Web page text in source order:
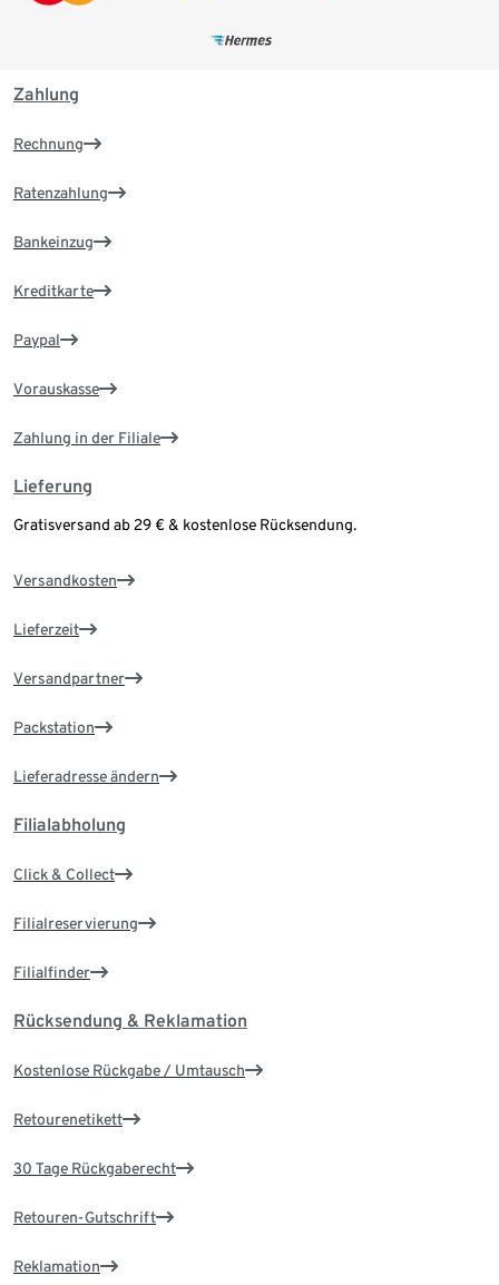
Zahlung
Rechnung
Ratenzahlung
Bankeinzug
Kreditkarte
Paypal
Vorauskasse
Zahlung in der Filiale
Lieferung
Gratisversand ab 29 € & kostenlose Rücksendung.
Versandkosten
Lieferzeit
Versandpartner
Packstation
Lieferadresse ändern
Filialabholung
Click & Collect
Filialreservierung
Filialfinder
Rücksendung & Reklamation
Kostenlose Rückgabe / Umtausch
Retourenetikett
30 Tage Rückgaberecht
Retouren-Gutschrift
Reklamation